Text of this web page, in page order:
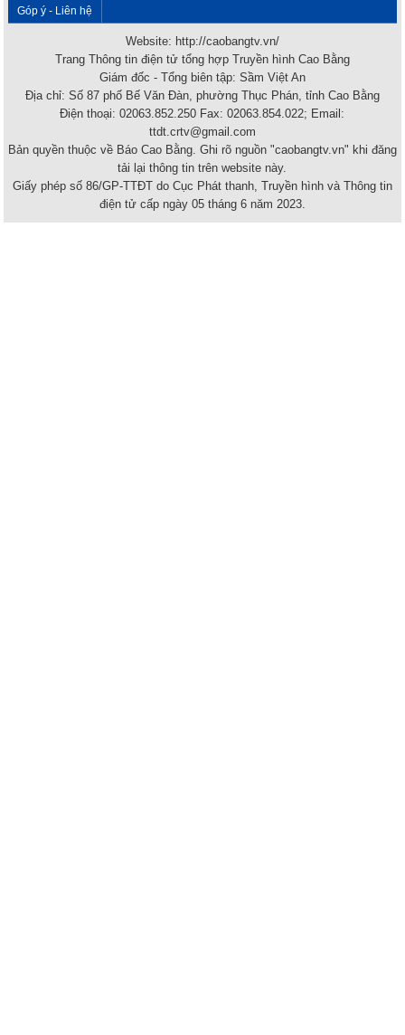
Góp ý - Liên hệ
Website: http://caobangtv.vn/
Trang Thông tin điện tử tổng hợp Truyền hình Cao Bằng
Giám đốc - Tổng biên tập: Sầm Việt An
Địa chỉ: Số 87 phố Bế Văn Đàn, phường Thục Phán, tỉnh Cao Bằng
Điện thoại: 02063.852.250 Fax: 02063.854.022; Email:
ttdt.crtv@gmail.com
Bản quyền thuộc về Báo Cao Bằng. Ghi rõ nguồn "caobangtv.vn" khi đăng
tải lại thông tin trên website này.
Giấy phép số 86/GP-TTĐT do Cục Phát thanh, Truyền hình và Thông tin
điện tử cấp ngày 05 tháng 6 năm 2023.